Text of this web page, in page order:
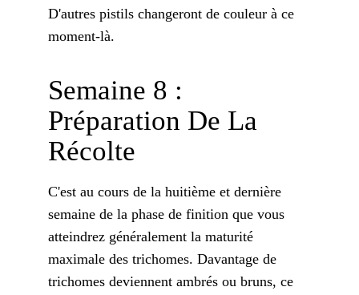
D'autres pistils changeront de couleur à ce
moment-là.
Semaine 8 :
Préparation De La
Récolte
C'est au cours de la huitième et dernière
semaine de la phase de finition que vous
atteindrez généralement la maturité
maximale des trichomes. Davantage de
trichomes deviennent ambrés ou bruns, ce